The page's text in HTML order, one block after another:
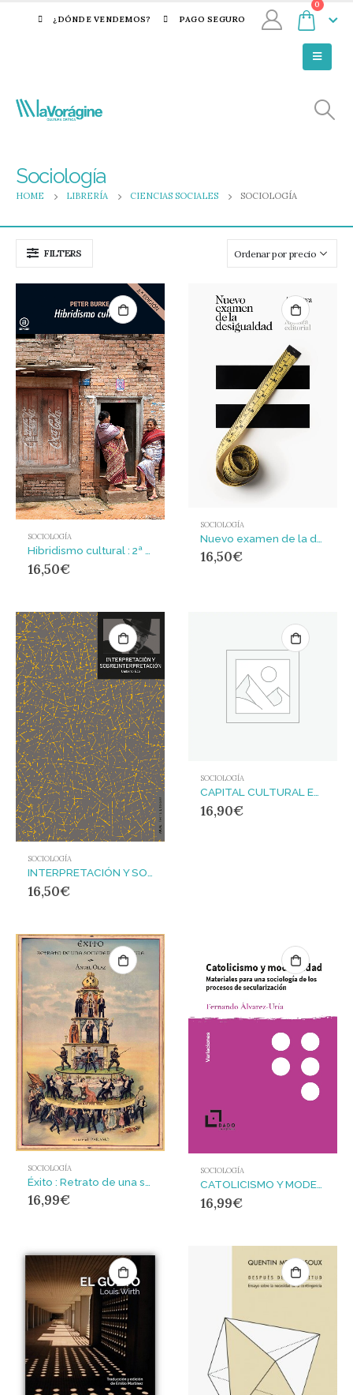
¿DÓNDE VENDEMOS? PAGO SEGURO
0
Sociología
HOME LIBRERÍA CIENCIAS SOCIALES SOCIOLOGÍA
FILTERS
SOCIOLOGÍA
Hibridismo cultural : 2ª Edición
16,50€
SOCIOLOGÍA
16,50€
SOCIOLOGÍA
INTERPRETACIÓN Y SOBREINTERPRETACIÓN
16,50€
SOCIOLOGÍA
16,90€
SOCIOLOGÍA
16,99€
SOCIOLOGÍA
16,99€